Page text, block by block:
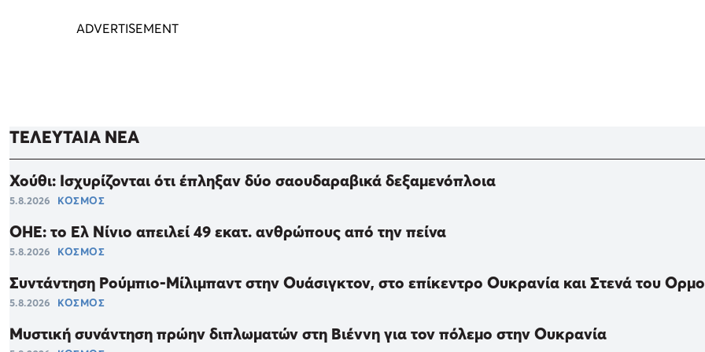
ΤΕΛΕΥΤΑΙΑ ΝΕΑ
Χούθι: Ισχυρίζονται ότι έπληξαν δύο σαουδαραβικά δεξαμενόπλοια
5.8.2026 ΚΟΣΜΟΣ
ΟΗΕ: το Ελ Νίνιο απειλεί 49 εκατ. ανθρώπους από την πείνα
5.8.2026 ΚΟΣΜΟΣ
Συντάντηση Ρούμπιο-Μίλιμπαντ στην Ουάσιγκτον, στο επίκεντρο Ουκρανία και Στενά του
5.8.2026 ΚΟΣΜΟΣ
Μυστική συνάντηση πρώην διπλωματών στη Βιέννη για τον πόλεμο στην Ουκρανία